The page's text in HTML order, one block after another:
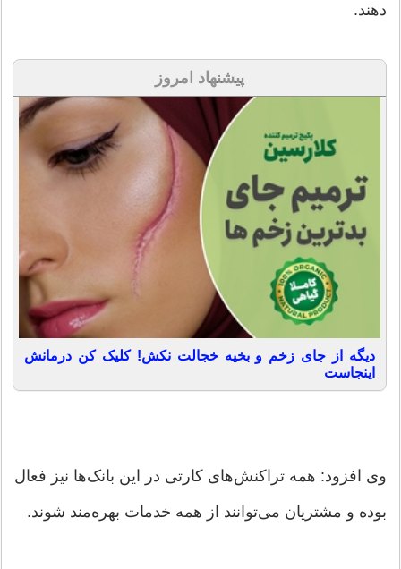
دهند.
پیشنهاد امروز
دیگه از جای زخم و بخیه خجالت نکش! کلیک کن درمانش
اینجاست
وی افزود: همه تراکنش‌های کارتی در این بانک‌ها نیز فعال
بوده و مشتریان می‌توانند از همه خدمات بهره‌مند شوند.